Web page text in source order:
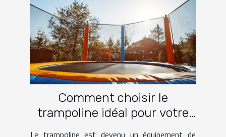
Comment choisir le
trampoline idéal pour votre
Le trampoline est devenu un équipement de